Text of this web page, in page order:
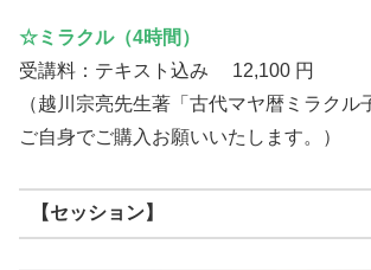
☆ミラクル（4時間）
受講料：テキスト込み 12,100 円
（越川宗亮先生著「古代マヤ暦ミラクル
ご自身でご購入お願いいたします。）
【セッション】